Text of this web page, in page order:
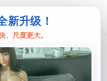
新升级！
、尺度更大。
园寺南歌图集中